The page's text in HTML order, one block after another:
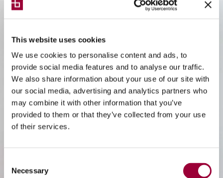
This website uses cookies
We use cookies to personalise content and ads, to
provide social media features and to analyse our traffic.
We also share information about your use of our site with
our social media, advertising and analytics partners who
may combine it with other information that you’ve
provided to them or that they’ve collected from your use
of their services.
Selection
Necessary